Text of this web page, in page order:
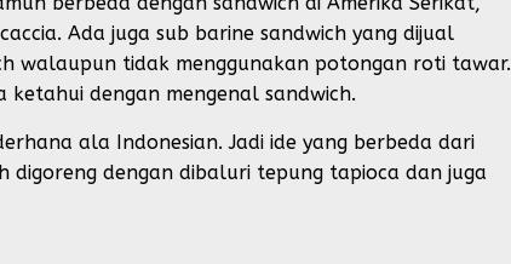
Ada juga sub barine sandwich yang dijual
walaupun tidak menggunakan potongan roti tawar.
dengan mengenal sandwich.
ala Indonesian. Jadi ide yang berbeda dari
digoreng dengan dibaluri tepung tapioca dan juga